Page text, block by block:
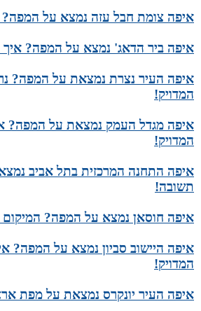
איפה צומת חבל עזה נמצא על המפה?
איפה ביר הדאג' נמצא על המפה? איך
איפה העיר נצרת נמצאת על המפה?
המדויק!
איפה מגדל העמק נמצאת על המפה?
המדויק!
איפה התחנה המרכזית בתל אביב
תשובה!
איפה חוסאן נמצא על המפה? המיקום
איפה היישוב סביון נמצא על המפה?
המדויק!
איפה העיר יונקרס נמצאת על מפת